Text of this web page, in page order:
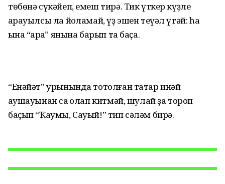
төбөнә сүкәйеп, емеш тирә. Тик үткер күҙле
ҡарауылсы ла йоҡламай, үҙ эшен теүәл үтәй: һаҡ
ҡына “ҡараҡ” янына барып та баҫа.
“Енәйәт” урынында тотолған татар инәй
ҡаушауынан саҡ ҡолап китмәй, шулай ҙа тороп
баҫып “Ҡаумы, Сауый!” тип сәләм бирә.